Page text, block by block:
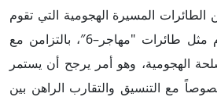
الطائرات المسيرة الهجومية التي تقوم
بمهام الاستطلاع والهجوم مثل طائرات "مهاجر–6″، بالتزامن مع
الهجومية، وهو أمر يرجح أن يستمر
مع التنسيق والتقارب الراهن بين